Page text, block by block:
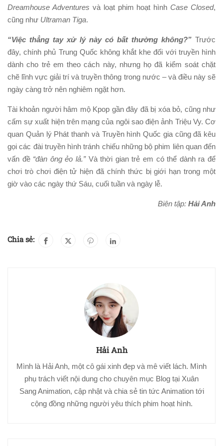
Dreamhouse Adventures và loạt phim hoạt hình Case Closed,
cũng như Ultraman Tiga.
“Việc thẳng tay xử lý này có bất thường không?” Trước
đây, chính phủ Trung Quốc không khắt khe đối với truyền hình
dành cho trẻ em theo cách này, nhưng họ đã kiểm soát chặt
chẽ lĩnh vực giải trí và truyền thông trong nước – và điều này sẽ
ngày càng trở nên nghiêm ngặt hơn.
Tài khoản người hâm mộ Kpop gần đây đã bị xóa bỏ, cũng như
cấm sự xuất hiện trên mạng của ngôi sao điện ảnh Triệu Vy. Cơ
quan Quản lý Phát thanh và Truyền hình Quốc gia cũng đã kêu
gọi các đài truyền hình tránh chiếu những bộ phim liên quan đến
vấn đề “đàn ông ẻo lả.”Và thời gian trẻ em có thể dành ra để
chơi trò chơi điện tử hiện đã chính thức bị giới hạn trong một
giờ vào các ngày thứ Sáu, cuối tuần và ngày lễ.
Biên tập: Hải Anh
Chia sẻ:
Hải Anh
Mình là Hải Anh, một cô gái xinh đẹp và mê viết lách. Mình
phụ trách viết nội dung cho chuyên mục Blog tại Xuân
Sang Animation, cập nhật và chia sẻ tin tức Animation tới
cộng đồng những người yêu thích phim hoạt hình.